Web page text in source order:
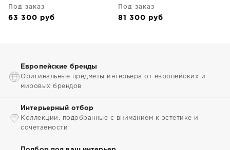
Под заказ
63 300 руб
Под заказ
81 300 руб
Европейские бренды
Оригинальные предметы интерьера от европейских и
мировых брендов
Интерьерный отбор
Коллекции, подобранные с вниманием к эстетике и
сочетаемости